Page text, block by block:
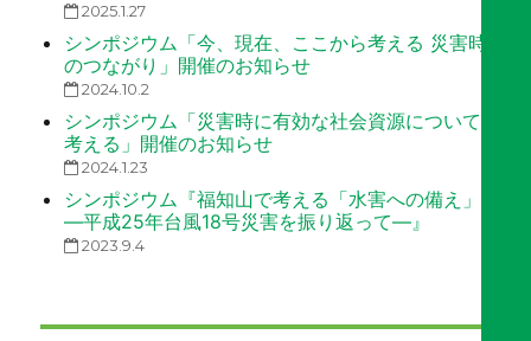
2025.1.27
シンポジウム「今、現在、ここから考える 災害時
のつながり」開催のお知らせ
2024.10.2
シンポジウム「災害時に有効な社会資源について
考える」開催のお知らせ
2024.1.23
シンポジウム『福知山で考える「水害への備え」
―平成25年台風18号災害を振り返って―』
2023.9.4